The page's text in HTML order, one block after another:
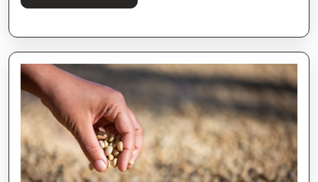
Selengkapnya